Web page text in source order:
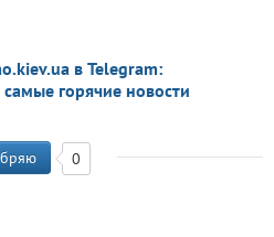
в Telegram:
горячие новости
0